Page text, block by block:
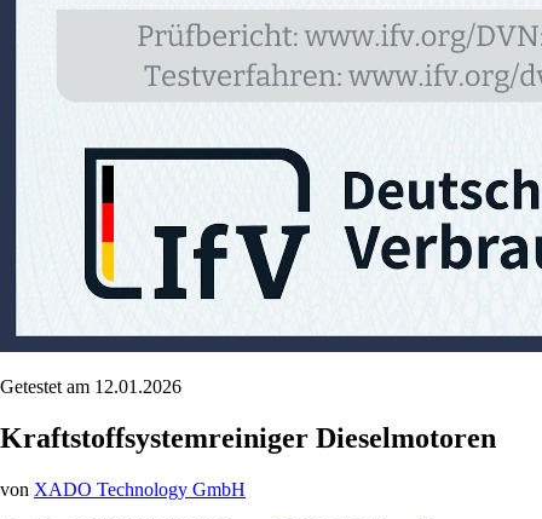
Getestet am 12.01.2026
Kraftstoffsystemreiniger Dieselmotoren
von XADO Technology GmbH